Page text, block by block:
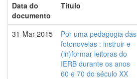
Data do
documento
Título
31-Mar-2015
Por uma pedagogia das
fotonovelas : instruir e
(in)formar leitoras do
IERB durante os anos
60 e 70 do século XX